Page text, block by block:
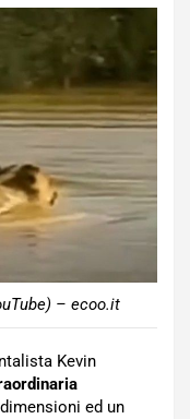
– ecoo.it
Kevin
ed un